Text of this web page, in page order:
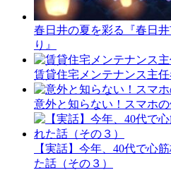
春日井の夏を彩る『春日
り』
賃貸住宅メンテナンス主
意外と知らない！スマホ
【実話】今年、40代で心
た話（その３）